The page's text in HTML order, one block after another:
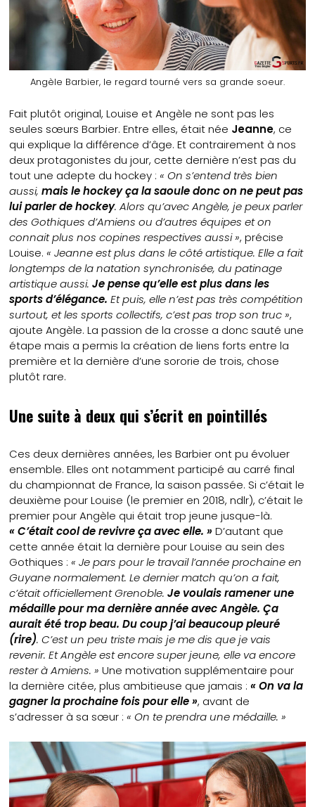
Angèle Barbier, le regard tourné vers sa grande soeur.
Fait plutôt original, Louise et Angèle ne sont pas les
seules sœurs Barbier. Entre elles, était née Jeanne, ce
qui explique la différence d’âge. Et contrairement à nos
deux protagonistes du jour, cette dernière n’est pas du
tout une adepte du hockey :« On s’entend très bien
aussi,mais le hockey ça la saoule donc on ne peut pas
lui parler de hockey. Alors qu’avec Angèle, je peux parler
des Gothiques d’Amiens ou d’autres équipes et on
connait plus nos copines respectives aussi », précise
Louise.« Jeanne est plus dans le côté artistique. Elle a fait
longtemps de la natation synchronisée, du patinage
artistique aussi.Je pense qu’elle est plus dans les
sports d’élégance. Et puis, elle n’est pas très compétition
surtout, et les sports collectifs, c’est pas trop son truc »,
ajoute Angèle. La passion de la crosse a donc sauté une
étape mais a permis la création de liens forts entre la
première et la dernière d’une sororie de trois, chose
plutôt rare.
Une suite à deux qui s’écrit en pointillés
Ces deux dernières années, les Barbier ont pu évoluer
ensemble. Elles ont notamment participé au carré final
du championnat de France, la saison passée. Si c’était le
deuxième pour Louise (le premier en 2018, ndlr), c’était le
premier pour Angèle qui était trop jeune jusque-là.
« C’était cool de revivre ça avec elle. » D’autant que
cette année était la dernière pour Louise au sein des
Gothiques :« Je pars pour le travail l’année prochaine en
Guyane normalement. Le dernier match qu’on a fait,
c’était officiellement Grenoble.Je voulais ramener une
médaille pour ma dernière année avec Angèle. Ça
aurait été trop beau. Du coup j’ai beaucoup pleuré
(rire). C’est un peu triste mais je me dis que je vais
revenir. Et Angèle est encore super jeune, elle va encore
rester à Amiens. » Une motivation supplémentaire pour
la dernière citée, plus ambitieuse que jamais : « On va la
gagner la prochaine fois pour elle », avant de
s’adresser à sa sœur :« On te prendra une médaille. »